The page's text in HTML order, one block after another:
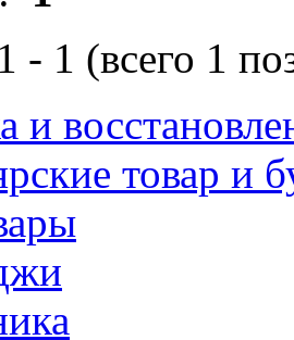
1 - 1 (всего 1
и
товар и